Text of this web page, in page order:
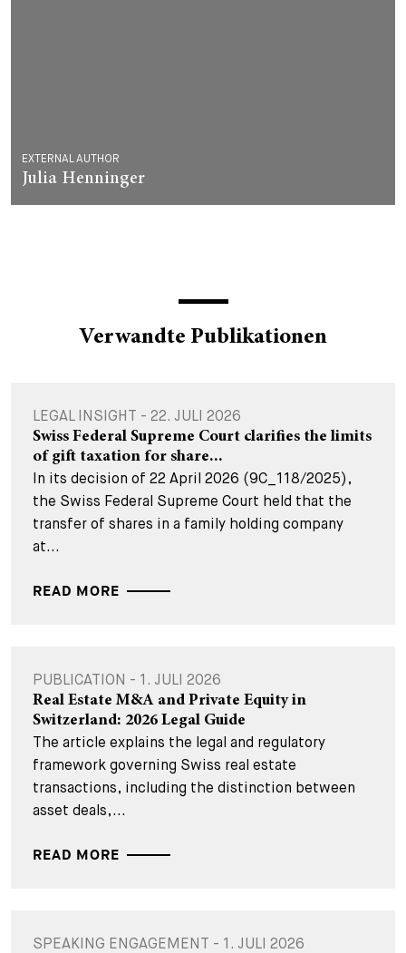
EXTERNAL AUTHOR
Julia Henninger
Verwandte Publikationen
LEGAL INSIGHT - 22. JULI 2026
Swiss Federal Supreme Court clarifies the limits
of gift taxation for share...
In its decision of 22 April 2026 (9C_118/2025),
the Swiss Federal Supreme Court held that the
transfer of shares in a family holding company
at...
READ MORE
PUBLICATION - 1. JULI 2026
Real Estate M&A and Private Equity in
Switzerland: 2026 Legal Guide
The article explains the legal and regulatory
framework governing Swiss real estate
transactions, including the distinction between
asset deals,...
READ MORE
SPEAKING ENGAGEMENT - 1. JULI 2026